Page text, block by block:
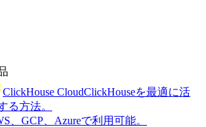
ClickHouse CloudClickHouseを最適に活
る方法。
、GCP、Azureで利用可能。